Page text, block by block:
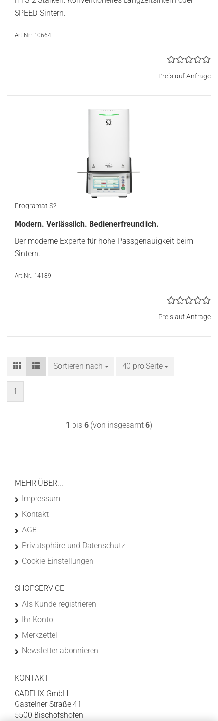
SPEED-Sintern.
Art.Nr.: 10664
Preis auf Anfrage
Programat S2
Modern. Verlässlich. Bedienerfreundlich.
Der moderne Experte für hohe Passgenauigkeit beim
Sintern.
Art.Nr.: 14189
Preis auf Anfrage
Sortieren nach
Sortieren nach 40 pro Seite
pro Seite
1
1 bis 6 (von insgesamt 6)
MEHR ÜBER...
Impressum
Kontakt
AGB
Privatsphäre und Datenschutz
Cookie Einstellungen
SHOPSERVICE
Als Kunde registrieren
Ihr Konto
Merkzettel
Newsletter abonnieren
KONTAKT
CADFLIX GmbH
Gasteiner Straße 41
5500 Bischofshofen